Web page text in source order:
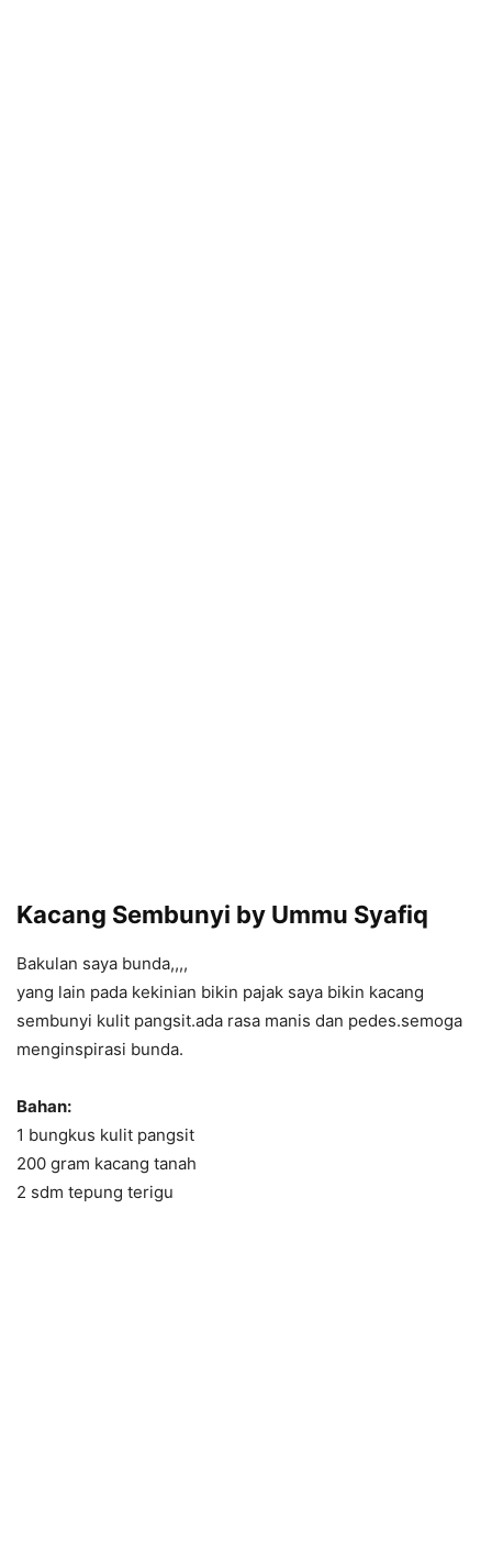
Kacang Sembunyi by Ummu Syafiq
Bakulan saya bunda,,,,
yang lain pada kekinian bikin pajak saya bikin kacang
sembunyi kulit pangsit.ada rasa manis dan pedes.semoga
menginspirasi bunda.
Bahan:
1 bungkus kulit pangsit
200 gram kacang tanah
2 sdm tepung terigu